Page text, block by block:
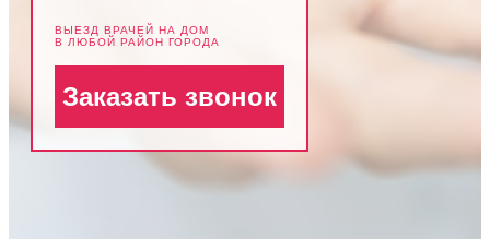
ВЫЕЗД ВРАЧЕЙ НА ДОМ
В ЛЮБОЙ РАЙОН ГОРОДА
Заказать звонок